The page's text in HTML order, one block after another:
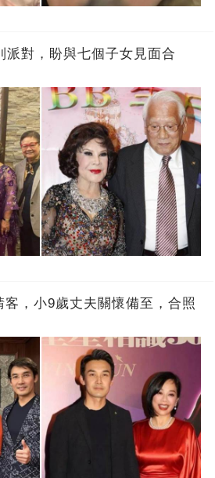
派對，盼與七個子女見面合
客，小9歲丈夫關懷備至，合照